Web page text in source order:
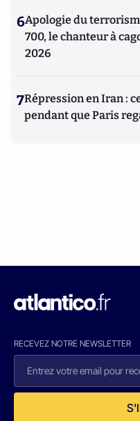
6Apologie du
700, le chanteur à
2026
7Répression en Iran :
pendant que Paris
RECEVEZ NOTRE NEWSLETTER